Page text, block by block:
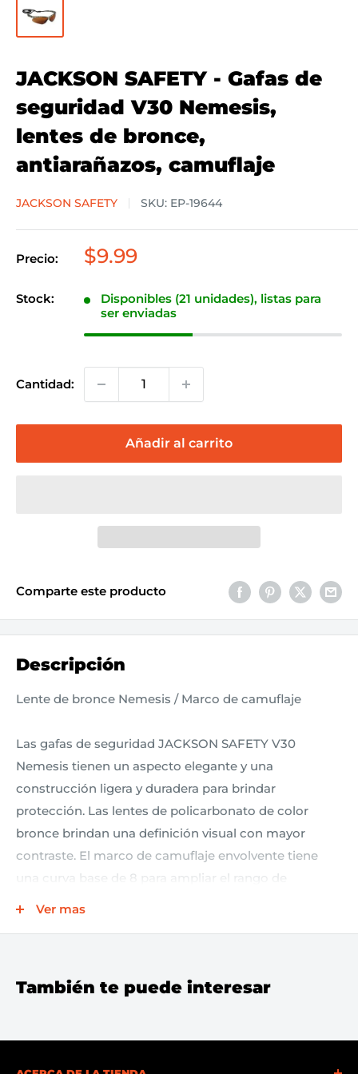
JACKSON SAFETY - Gafas de
seguridad V30 Nemesis,
lentes de bronce,
antiarañazos, camuflaje
JACKSON SAFETY SKU: EP-19644
Precio:
Precio
venta
$9.99
Stock:
Disponibles (21 unidades), listas para
ser enviadas
Cantidad:
Añadir al carrito
Comparte este producto
Descripción
Lente de bronce Nemesis / Marco de camuflaje
Las gafas de seguridad JACKSON SAFETY V30
Nemesis tienen un aspecto elegante y una
construcción ligera y duradera para brindar
protección. Las lentes de policarbonato de color
bronce brindan una definición visual con mayor
contraste. El marco de camuflaje envolvente tiene
una curva base de 8 para ampliar el rango de
cuello.
Ver mas
También te puede interesar